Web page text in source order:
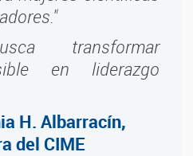
transformar
en liderazgo
H. Albarracín,
del CIME